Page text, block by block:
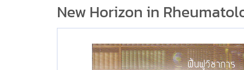
New Horizon in